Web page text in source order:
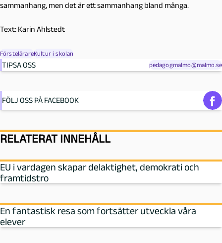
sammanhang, men det är ett sammanhang bland många.
Text: Karin Ahlstedt
FörstelärareKultur i skolan
TIPSA OSS pedagogmalmo@malmo.se
FÖLJ OSS PÅ FACEBOOK
RELATERAT INNEHÅLL
EU i vardagen skapar delaktighet, demokrati och
framtidstro
En fantastisk resa som fortsätter utveckla våra
elever